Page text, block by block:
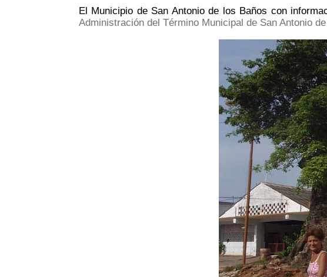
El Municipio de San Antonio de los Baños con
Administración del Término Municipal de San Antonio